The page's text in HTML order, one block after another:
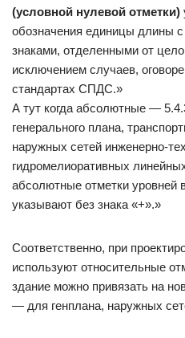
(условной нулевой отметки)
обозначения единицы длины
знаками, отделенными от
исключением случаев,
стандартах СПДС.»
А тут когда абсолютные —
генерального плана,
наружных сетей инженерно-
гидромелиоративных
абсолютные отметки уровней
указывают без знака «+».»
Соответственно, при
используют относительные
здание можно привязать на
— для генплана, наружных